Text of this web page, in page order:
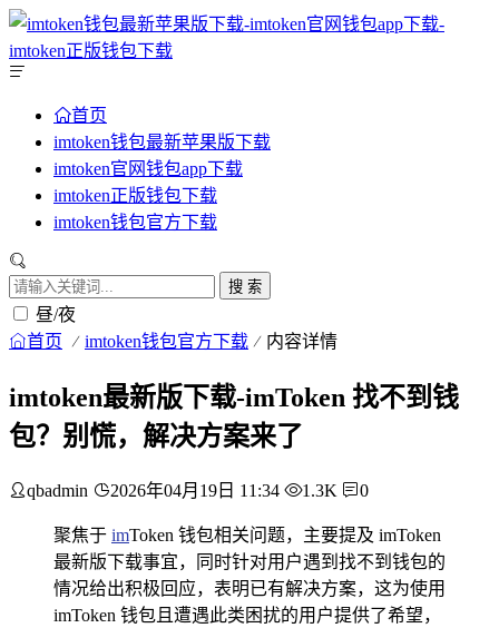
首页
imtoken钱包最新苹果版下载
imtoken官网钱包app下载
imtoken正版钱包下载
imtoken钱包官方下载
搜 索
昼/夜
首页 imtoken钱包官方下载 内容详情
imtoken最新版下载-imToken 找不到钱
包？别慌，解决方案来了
qbadmin 2026年04月19日 11:34 1.3K 0
聚焦于 imToken 钱包相关问题，主要提及 imToken
最新版下载事宜，同时针对用户遇到找不到钱包的
情况给出积极回应，表明已有解决方案，这为使用
imToken 钱包且遭遇此类困扰的用户提供了希望，